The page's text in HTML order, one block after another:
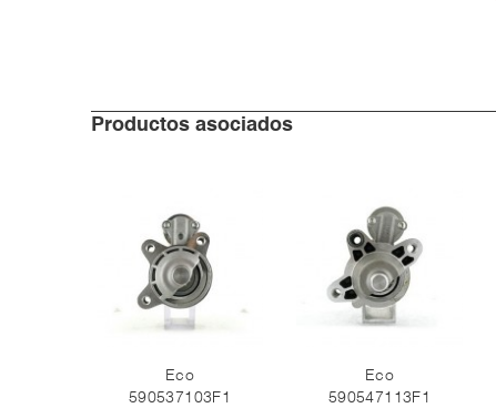
Productos asociados
Eco
590537103F1
Eco
590547113F1